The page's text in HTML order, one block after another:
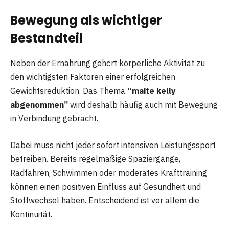
Bewegung als wichtiger
Bestandteil
Neben der Ernährung gehört körperliche Aktivität zu
den wichtigsten Faktoren einer erfolgreichen
Gewichtsreduktion. Das Thema “maite kelly
abgenommen” wird deshalb häufig auch mit Bewegung
in Verbindung gebracht.
Dabei muss nicht jeder sofort intensiven Leistungssport
betreiben. Bereits regelmäßige Spaziergänge,
Radfahren, Schwimmen oder moderates Krafttraining
können einen positiven Einfluss auf Gesundheit und
Stoffwechsel haben. Entscheidend ist vor allem die
Kontinuität.